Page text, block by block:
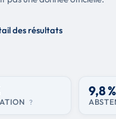
des résultats
?
9,8 %